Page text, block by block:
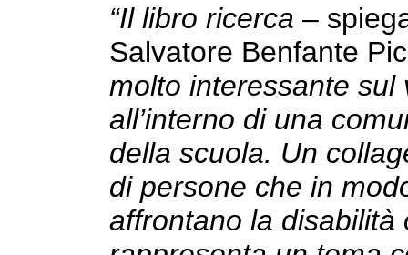
“Il libro ricerca –
Salvatore Benfante
molto interessante sul
all’interno di una
della scuola. Un
di persone che in
affrontano la